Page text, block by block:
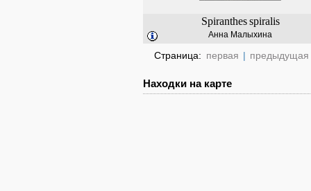
Spiranthes spiralis
Анна Малыхина
Страница: первая | предыдущая
Находки на карте